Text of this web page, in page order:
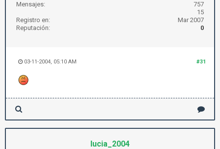
Mensajes:
757
15
Registro en:
Mar 2007
Reputación:
0
#31
03-11-2004, 05:10 AM
lucia_2004